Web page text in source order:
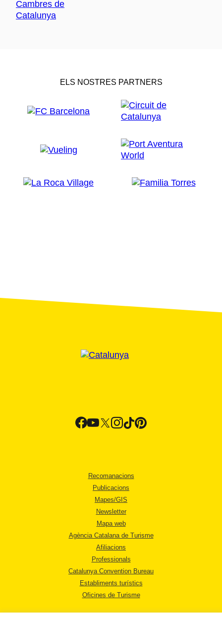
ELS NOSTRES PARTNERS
Recomanacions
Publicacions
Mapes/GIS
Newsletter
Mapa web
Agència Catalana de Turisme
Afiliacions
Professionals
Catalunya Convention Bureau
Establiments turístics
Oficines de Turisme